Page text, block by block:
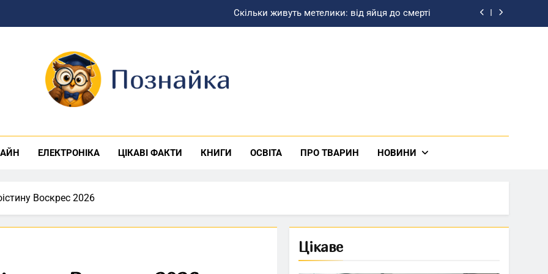
Скільки живуть метелики: від яйця до смерті
Де знаходиться Карибське море: на карті, країни та факти
ЕЛЕКТРОНІКА ЦІКАВІ ФАКТИ КНИГИ ОСВІТА ПРО ТВАРИН НОВИНИ
Воскрес 2026
Цікаве